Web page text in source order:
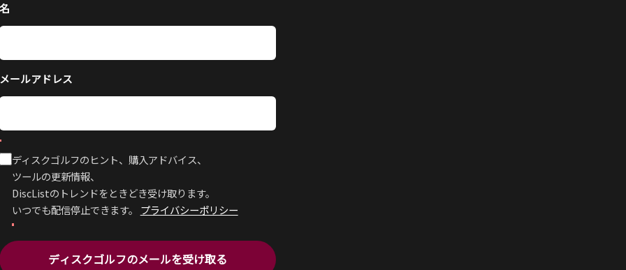
ールアドレス
ディスクゴルフのヒント、購入アドバイス、
ツールの更新情報、
DiscListのトレンドをときどき受け取ります。
いつでも配信停止できます。 プライバシーポリシー
ディスクゴルフのメールを受け取る